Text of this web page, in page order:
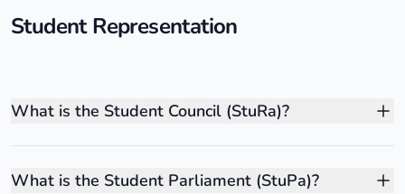
Student Representation
What is the Student Council (StuRa)?
What is the Student Parliament (StuPa)?